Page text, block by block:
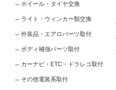
ホイール・タイヤ交換
ライト・ウィンカー類交換
外装品・エアロパーツ取付
ボディ補強パーツ取付
カーナビ・ETC・ドラレコ取付
その他電装系取付